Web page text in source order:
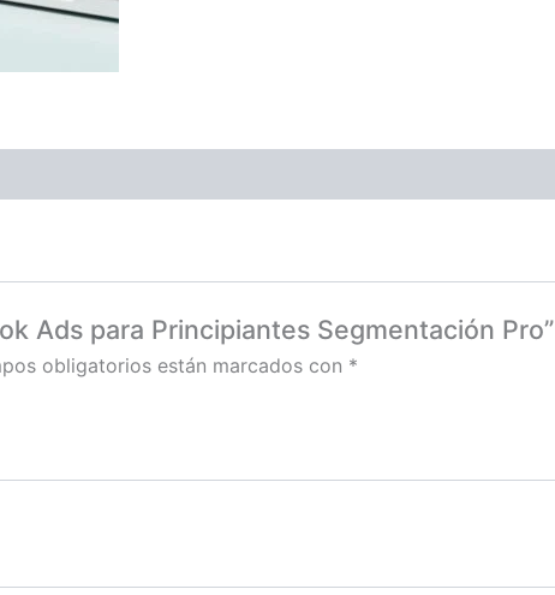
Ads para Principiantes Segmentación Pro”
obligatorios están marcados con *